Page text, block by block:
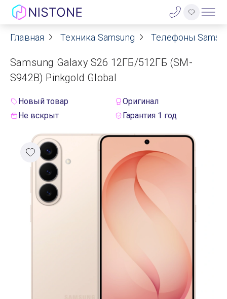
Акции
О нас
Договор оферты
Реквизиты
Контакты
Гарантия
Главная Техника Samsung Телефоны
Samsung Galaxy S26 12ГБ/512ГБ (SM-
S942B) Pinkgold Global
Новый товар
Оригинал
Не вскрыт
Гарантия 1 год